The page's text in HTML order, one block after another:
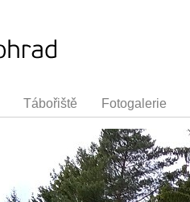
Tábořiště Fotogalerie